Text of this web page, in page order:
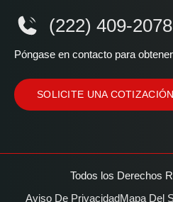
(222) 409-2078
Póngase en contacto para
SOLICITE UNA
Todos los Derechos
Aviso De PrivacidadMapa Del